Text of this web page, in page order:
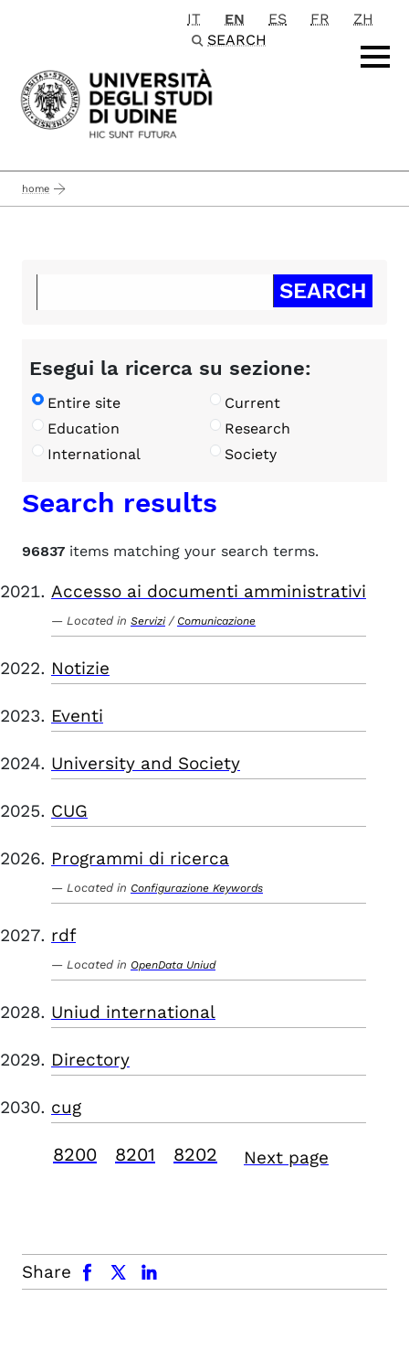
Passa al contenuto principale
IT EN ES FR
ZH
SEARCH
home
Esegui la ricerca su sezione:
Entire site
Current
Education
Research
International
Society
Search results
96837 items matching your search terms.
Accesso ai documenti amministrativi
Located in Servizi / Comunicazione
Notizie
Eventi
University and Society
CUG
Programmi di ricerca
Located in Configurazione Keywords
rdf
Located in OpenData Uniud
Uniud international
Directory
cug
8200 8201 8202 Next page
Share
facebook x.com linkedin